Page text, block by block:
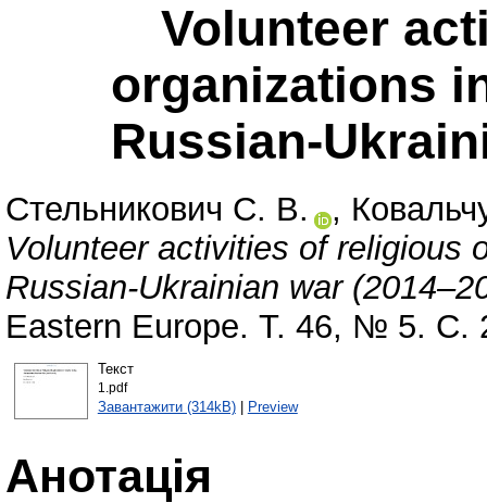
Volunteer
organizations
Russian-
Стельникович С. В. ,
Volunteer activities of religious
Russian-Ukrainian war
Eastern Europe. Т. 46, № 5. С.
Текст
1.pdf
Завантажити (314kB)| Preview
Анотація